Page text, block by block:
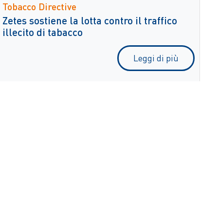
Tobacco Directive
Zetes sostiene la lotta contro il traffico
illecito di tabacco
Leggi di più